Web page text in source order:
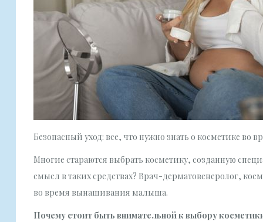
Безопасный уход: все, что нужно знать о косметике во
Многие стараются выбрать косметику, созданную
смысл в таких средствах? Врач-дерматовенеролог,
во время вынашивания малыша.
Почему стоит быть внимательной к выбору